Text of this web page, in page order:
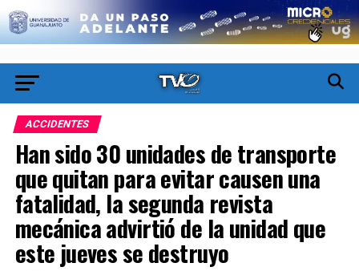
ACCIDENTES
Han sido 30 unidades de transporte
que quitan para evitar causen una
fatalidad, la segunda revista
mecánica advirtió de la unidad que
este jueves se destruyo